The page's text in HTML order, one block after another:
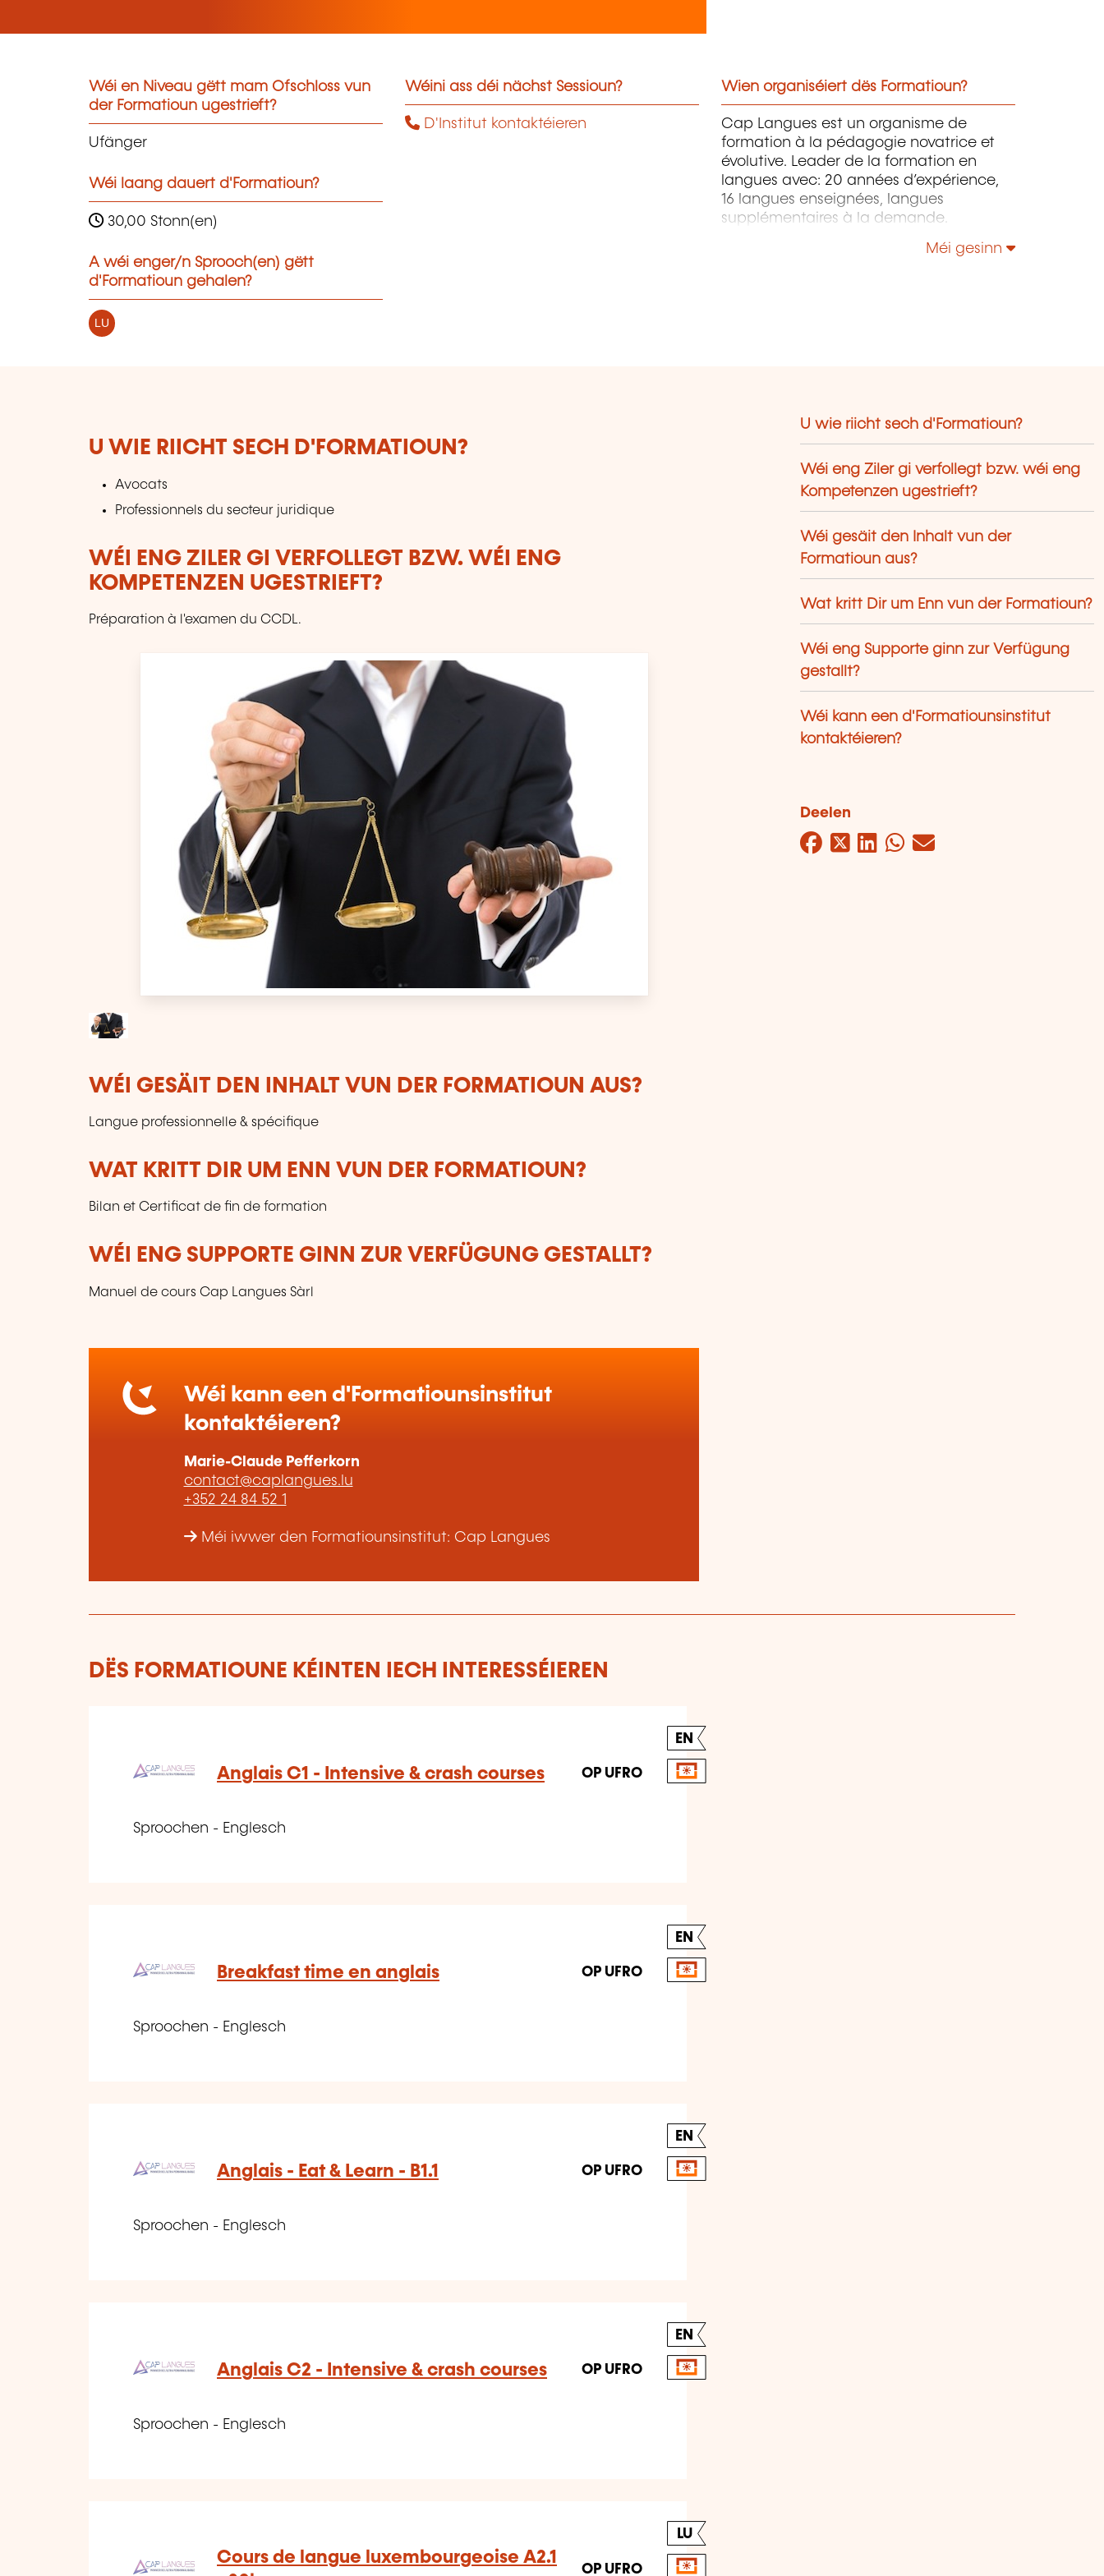
Wéi en Niveau gëtt mam Ofschloss vun
der Formatioun ugestrieft?
Ufänger
Wéi laang dauert d'Formatioun?
30,00 Stonn(en)
A wéi enger/n Sprooch(en) gëtt
d'Formatioun gehalen?
LU
Wéini ass déi nächst Sessioun?
D'Institut kontaktéieren
Wien organiséiert dës Formatioun?
Cap Langues est un organisme de
formation à la pédagogie novatrice et
évolutive. Leader de la formation en
langues avec: 20 années d’expérience,
16 langues enseignées, langues
supplémentaires à la demande.
Méi gesinn
U WIE RIICHT SECH D'FORMATIOUN?
Avocats
Professionnels du secteur juridique
WÉI ENG ZILER GI VERFOLLEGT BZW. WÉI ENG
KOMPETENZEN UGESTRIEFT?
Préparation à l'examen du CCDL.
WÉI GESÄIT DEN INHALT VUN DER FORMATIOUN AUS?
Langue professionnelle & spécifique
WAT KRITT DIR UM ENN VUN DER FORMATIOUN?
Bilan et Certificat de fin de formation
WÉI ENG SUPPORTE GINN ZUR VERFÜGUNG GESTALLT?
Manuel de cours Cap Langues Sàrl
Wéi kann een d'Formatiounsinstitut
kontaktéieren?
Marie-Claude Pefferkorn
contact@caplangues.lu
+352 24 84 52 1
Méi iwwer den Formatiounsinstitut: Cap Langues
U wie riicht sech d'Formatioun?
Wéi eng Ziler gi verfollegt bzw. wéi eng
Kompetenzen ugestrieft?
Wéi gesäit den Inhalt vun der
Formatioun aus?
Wat kritt Dir um Enn vun der Formatioun?
Wéi eng Supporte ginn zur Verfügung
gestallt?
Wéi kann een d'Formatiounsinstitut
kontaktéieren?
Deelen
Facebook
Twitter
LinkedIn
WhatsApp
Mail
DËS FORMATIOUNE KÉINTEN IECH INTERESSÉIEREN
EN
Anglais C1 - Intensive & crash courses OP UFRO
Sproochen - Englesch
EN
Breakfast time en anglais OP UFRO
Sproochen - Englesch
EN
Anglais - Eat & Learn - B1.1 OP UFRO
Sproochen - Englesch
EN
Anglais C2 - Intensive & crash courses OP UFRO
Sproochen - Englesch
LU
Cours de langue luxembourgeoise A2.1
OP UFRO